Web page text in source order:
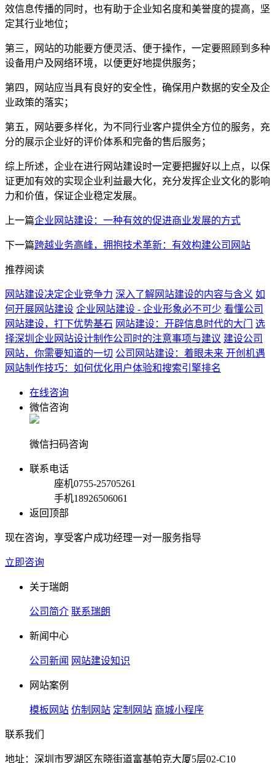
效信息传播的同时，也有助于企业知名度和美誉度的提高，坚
定其行业地位；
第三，网站的功能要方便灵活、便于操作，一定要照顾到多种
设备用户及网络环境，以便更好地提供服务；
第四，网站应当具有良好的安全性，确保用户数据的安全及企
业政策的落实；
第五，网站要多样化，为不同行业客户提供全方位的服务，充
分的展示企业好的评价体系和完备的售后服务；
综上所述，企业在进行网站建设时一定要把握好以上点，以保
证更加有效的实现企业利益最大化，充分发挥企业文化的影响
力和价值，保证企业稳定发展。
上一篇企业网站建设：一种有效的促进商业发展的方式
下一篇跨越业务高峰，拥抱技术革新：有效构建公司网站
推荐阅读
网站建设决定企业竞争力 深入了解网站建设的内容与含义 如
何开展网站建设 企业网站建设 - 企业形象必不可少 看懂公司
网站建设，打下优势基石 网站建设：开辟信息时代的大门
选
择深圳企业网站设计制作公司时的注意事项与建议 建设公司
网站，你需要知道的一切 公司网站建设：着眼未来 开创机遇
网站制作技巧：如何优化用户体验和搜索引擎排名
在线咨询
微信咨询
微信扫码咨询
联系电话
座机0755-25705261
手机18926506061
返回顶部
现在咨询，享受客户成功经理一对一服务指导
立即咨询
关于瑞朗
公司简介 联系瑞朗
新闻中心
公司新闻 网站建设知识
网站案例
模板网站 仿制网站 定制网站 商城小程序
联系我们
地址：深圳市罗湖区东晓街道富基帕克大厦5层02-C10